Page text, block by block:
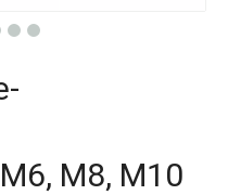
M8, M10